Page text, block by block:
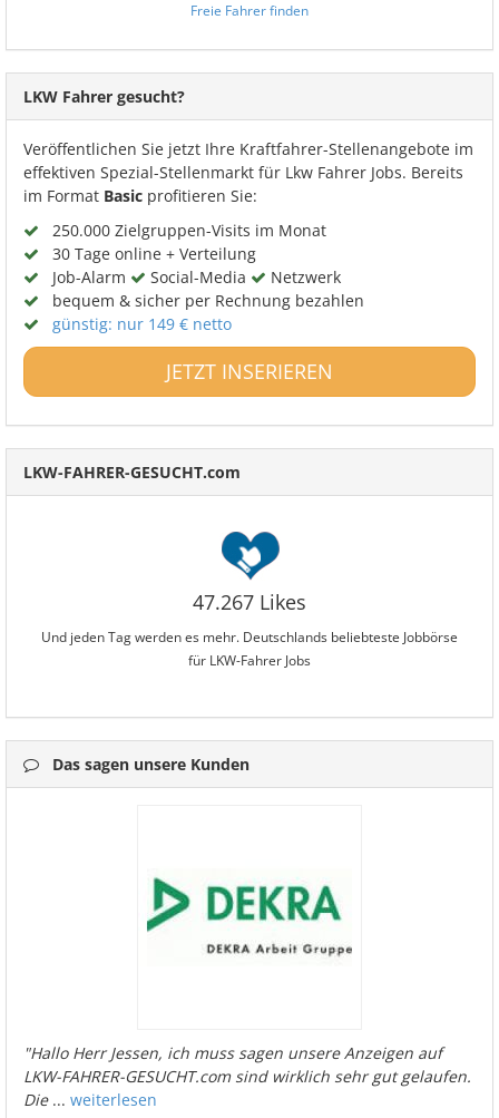
Freie Fahrer finden
LKW Fahrer gesucht?
Veröffentlichen Sie jetzt Ihre Kraftfahrer-Stellenangebote im
effektiven Spezial-Stellenmarkt für Lkw Fahrer Jobs. Bereits
im Format Basic profitieren Sie:
250.000 Zielgruppen-Visits im Monat
30 Tage online + Verteilung
Job-Alarm
Social-Media
Netzwerk
bequem & sicher per Rechnung bezahlen
günstig: nur 149 € netto
JETZT INSERIEREN
LKW-FAHRER-GESUCHT.com
47.267 Likes
Und jeden Tag werden es mehr. Deutschlands beliebteste Jobbörse
für LKW-Fahrer Jobs
Das sagen unsere Kunden
"Hallo Herr Jessen, ich muss sagen unsere Anzeigen auf
LKW-FAHRER-GESUCHT.com sind wirklich sehr gut gelaufen.
Die... weiterlesen